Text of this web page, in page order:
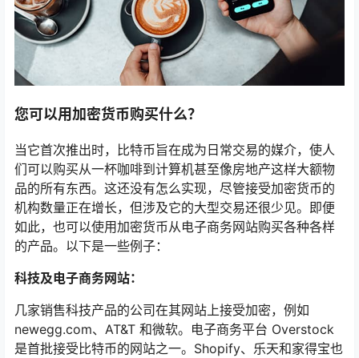
您可以用加密货币购买什么？
当它首次推出时，比特币旨在成为日常交易的媒介，使人
们可以购买从一杯咖啡到计算机甚至像房地产这样大额物
品的所有东西。这还没有怎么实现，尽管接受加密货币的
机构数量正在增长，但涉及它的大型交易还很少见。即便
如此，也可以使用加密货币从电子商务网站购买各种各样
的产品。以下是一些例子：
科技及电子商务网站：
几家销售科技产品的公司在其网站上接受加密，例如
newegg.com、AT&T 和微软。电子商务平台 Overstock
是首批接受比特币的网站之一。Shopify、乐天和家得宝也